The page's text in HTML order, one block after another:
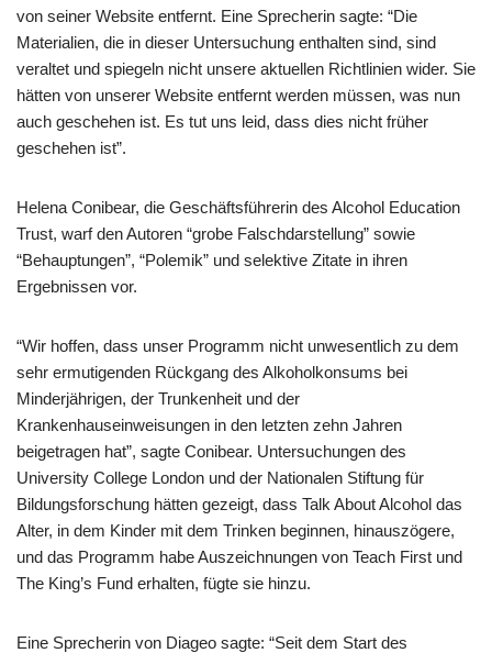
von seiner Website entfernt. Eine Sprecherin sagte: “Die
Materialien, die in dieser Untersuchung enthalten sind, sind
veraltet und spiegeln nicht unsere aktuellen Richtlinien wider. Sie
hätten von unserer Website entfernt werden müssen, was nun
auch geschehen ist. Es tut uns leid, dass dies nicht früher
geschehen ist”.
Helena Conibear, die Geschäftsführerin des Alcohol Education
Trust, warf den Autoren “grobe Falschdarstellung” sowie
“Behauptungen”, “Polemik” und selektive Zitate in ihren
Ergebnissen vor.
“Wir hoffen, dass unser Programm nicht unwesentlich zu dem
sehr ermutigenden Rückgang des Alkoholkonsums bei
Minderjährigen, der Trunkenheit und der
Krankenhauseinweisungen in den letzten zehn Jahren
beigetragen hat”, sagte Conibear. Untersuchungen des
University College London und der Nationalen Stiftung für
Bildungsforschung hätten gezeigt, dass Talk About Alcohol das
Alter, in dem Kinder mit dem Trinken beginnen, hinauszögere,
und das Programm habe Auszeichnungen von Teach First und
The King’s Fund erhalten, fügte sie hinzu.
Eine Sprecherin von Diageo sagte: “Seit dem Start des